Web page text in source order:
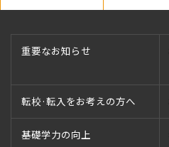
重要なお知らせ
転校·転入をお考えの方へ
基礎学力の向上